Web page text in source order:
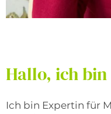
Hallo, ich bin
Ich bin Expertin für